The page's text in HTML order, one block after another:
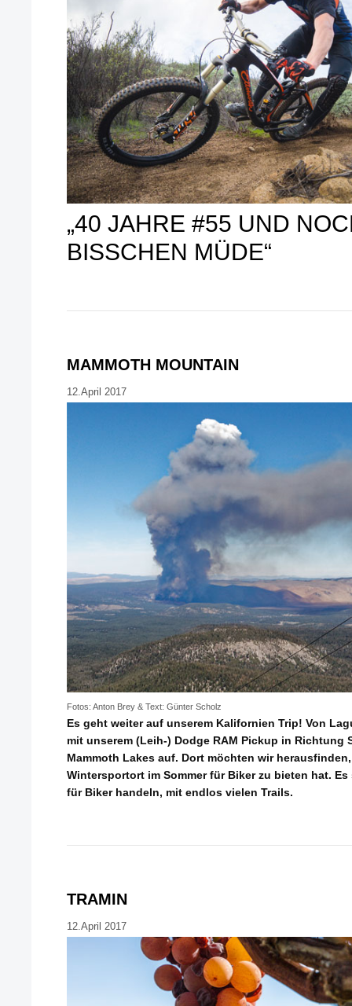
„40 JAHRE #55 UND
BISSCHEN MÜDE“
MAMMOTH MOUNTAIN
12.April 2017
Fotos: Anton Brey & Text: Günter Scholz
Es geht weiter auf unserem Kalifornien Trip! Von
mit unserem (Leih-) Dodge RAM Pickup in Richtung
Mammoth Lakes auf. Dort möchten wir
Wintersportort im Sommer für Biker zu bieten hat.
für Biker handeln, mit endlos vielen Trails.
TRAMIN
12.April 2017